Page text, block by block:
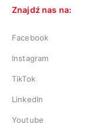
Znajdź nas na:
Facebook
Instagram
TikTok
LinkedIn
Youtube